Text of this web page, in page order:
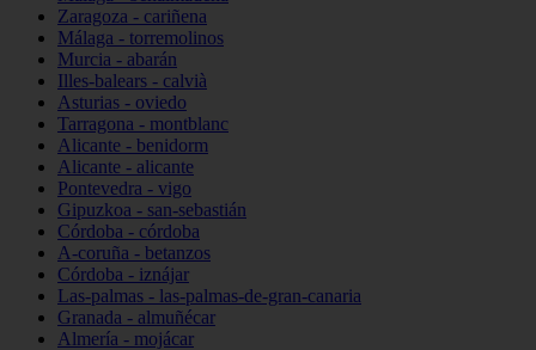
Zaragoza - cariñena
Málaga - torremolinos
Murcia - abarán
Illes-balears - calvià
Asturias - oviedo
Tarragona - montblanc
Alicante - benidorm
Alicante - alicante
Pontevedra - vigo
Gipuzkoa - san-sebastián
Córdoba - córdoba
A-coruña - betanzos
Córdoba - iznájar
Las-palmas - las-palmas-de-gran-canaria
Granada - almuñécar
Almería - mojácar